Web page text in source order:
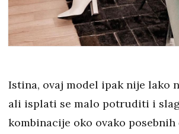
Istina, ovaj model ipak nije lako
ali isplati se malo potruditi i
kombinacije oko ovako posebnih